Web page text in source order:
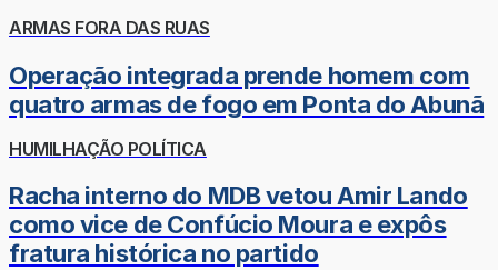
ARMAS FORA DAS RUAS
Operação integrada prende homem com
quatro armas de fogo em Ponta do Abunã
HUMILHAÇÃO POLÍTICA
Racha interno do MDB vetou Amir Lando
como vice de Confúcio Moura e expôs
fratura histórica no partido